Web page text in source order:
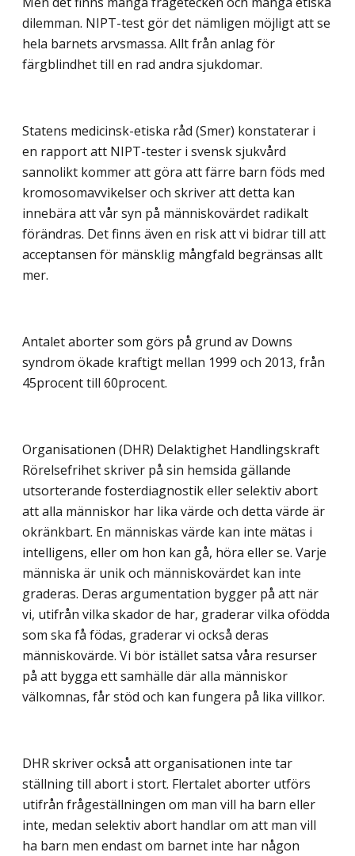
dilemman. NIPT-test gör det nämligen möjligt att se
hela barnets arvsmassa. Allt från anlag för
färgblindhet till en rad andra sjukdomar.
Statens medicinsk-etiska råd (Smer) konstaterar i
en rapport att NIPT-tester i svensk sjukvård
sannolikt kommer att göra att färre barn föds med
kromosomavvikelser och skriver att detta kan
innebära att vår syn på människovärdet radikalt
förändras. Det finns även en risk att vi bidrar till att
acceptansen för mänsklig mångfald begränsas allt
mer.
Antalet aborter som görs på grund av Downs
syndrom ökade kraftigt mellan 1999 och 2013, från
45procent till 60procent.
Organisationen (DHR) Delaktighet Handlingskraft
Rörelsefrihet skriver på sin hemsida gällande
utsorterande fosterdiagnostik eller selektiv abort
att alla människor har lika värde och detta värde är
okränkbart. En människas värde kan inte mätas i
intelligens, eller om hon kan gå, höra eller se. Varje
människa är unik och människovärdet kan inte
graderas. Deras argumentation bygger på att när
vi, utifrån vilka skador de har, graderar vilka ofödda
som ska få födas, graderar vi också deras
människovärde. Vi bör istället satsa våra resurser
på att bygga ett samhälle där alla människor
välkomnas, får stöd och kan fungera på lika villkor.
DHR skriver också att organisationen inte tar
ställning till abort i stort. Flertalet aborter utförs
utifrån frågeställningen om man vill ha barn eller
inte, medan selektiv abort handlar om att man vill
ha barn men endast om barnet inte har någon